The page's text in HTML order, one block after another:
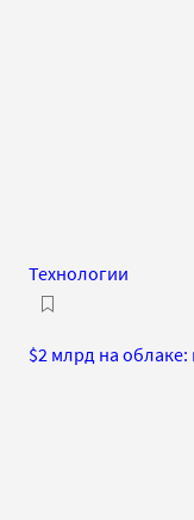
Технологии
$2 млрд на